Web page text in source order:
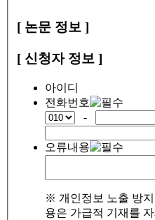
[ 논문 정보 ]
[ 신청자 정보 ]
아이디
전화번호
-
오류내용
※ 개인정보 노출 방
용은 가급적 기재를